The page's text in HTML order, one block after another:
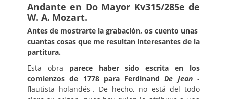
Andante en Do Mayor Kv315/285e de
W. A. Mozart.
Antes de mostrarte la grabación, os cuento unas
cuantas cosas que me resultan interesantes de la
partitura.
Esta obra parece haber sido escrita en los
comienzos de 1778 para FerdinandDe Jean -
flautista holandés-. De hecho, no está del todo